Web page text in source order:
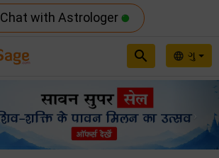
Chat with Astrologer
language ગુ
search